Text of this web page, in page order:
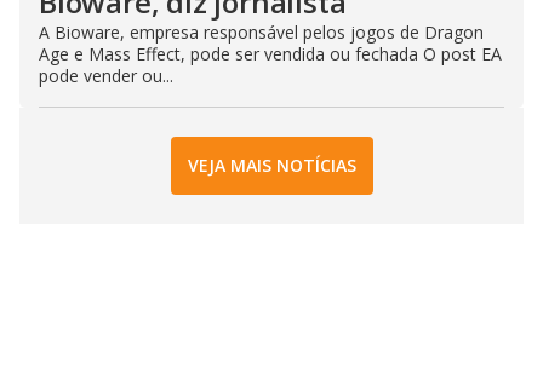
A Bioware, empresa responsável pelos jogos de Dragon
Age e Mass Effect, pode ser vendida ou fechada O post EA
pode vender ou...
VEJA MAIS NOTÍCIAS